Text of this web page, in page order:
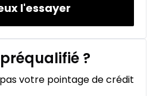
l'essayer
préqualifié ?
votre pointage de crédit